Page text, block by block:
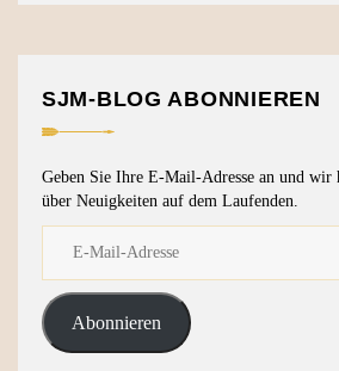
SJM-BLOG ABONNIEREN
Geben Sie Ihre E-Mail-Adresse an und wir
über Neuigkeiten auf dem Laufenden.
Abonnieren